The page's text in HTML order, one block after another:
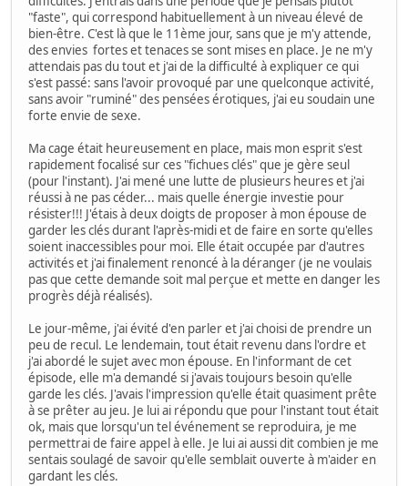
"faste", qui correspond habituellement à un niveau élevé de
bien-être. C'est là que le 11ème jour, sans que je m'y attende,
des envies fortes et tenaces se sont mises en place. Je ne m'y
attendais pas du tout et j'ai de la difficulté à expliquer ce qui
s'est passé: sans l'avoir provoqué par une quelconque activité,
sans avoir "ruminé" des pensées érotiques, j'ai eu soudain une
forte envie de sexe.
Ma cage était heureusement en place, mais mon esprit s'est
rapidement focalisé sur ces "fichues clés" que je gère seul
(pour l'instant). J'ai mené une lutte de plusieurs heures et j'ai
réussi à ne pas céder... mais quelle énergie investie pour
résister!!! J'étais à deux doigts de proposer à mon épouse de
garder les clés durant l'après-midi et de faire en sorte qu'elles
soient inaccessibles pour moi. Elle était occupée par d'autres
activités et j'ai finalement renoncé à la déranger (je ne voulais
pas que cette demande soit mal perçue et mette en danger les
progrès déjà réalisés).
Le jour-même, j'ai évité d'en parler et j'ai choisi de prendre un
peu de recul. Le lendemain, tout était revenu dans l'ordre et
j'ai abordé le sujet avec mon épouse. En l'informant de cet
épisode, elle m'a demandé si j'avais toujours besoin qu'elle
garde les clés. J'avais l'impression qu'elle était quasiment prête
à se prêter au jeu. Je lui ai répondu que pour l'instant tout était
ok, mais que lorsqu'un tel événement se reproduira, je me
permettrai de faire appel à elle. Je lui ai aussi dit combien je me
sentais soulagé de savoir qu'elle semblait ouverte à m'aider en
gardant les clés.